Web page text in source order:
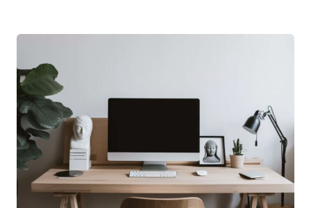
FAMILJEAKTIVITETER